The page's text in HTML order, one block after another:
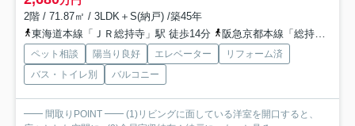
2階 / 71.87㎡ / 3LDK＋S(納戸) /築45年
東海道本線「ＪＲ総持寺」駅 徒歩14分
阪急京都本線「総持寺」駅 徒歩17分
ペット相談 陽当り良好 エレベーター
リフォーム済
バス・トイレ別
バルコニー
━━ 間取りPOINT ━━ (1)リビングに面している洋室を開口すると、